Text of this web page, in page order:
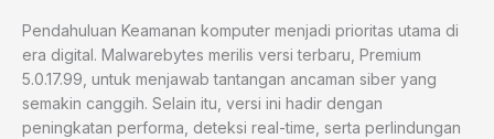
Pendahuluan Keamanan komputer menjadi prioritas utama di
era digital. Malwarebytes merilis versi terbaru, Premium
5.0.17.99, untuk menjawab tantangan ancaman siber yang
semakin canggih. Selain itu, versi ini hadir dengan
peningkatan performa, deteksi real-time, serta perlindungan